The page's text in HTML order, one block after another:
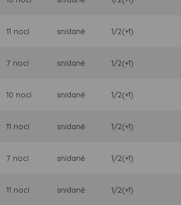
11 nocí snídaně 1/2(+1)
7 nocí snídaně 1/2(+1)
10 nocí snídaně 1/2(+1)
11 nocí snídaně 1/2(+1)
7 nocí snídaně 1/2(+1)
11 nocí snídaně 1/2(+1)